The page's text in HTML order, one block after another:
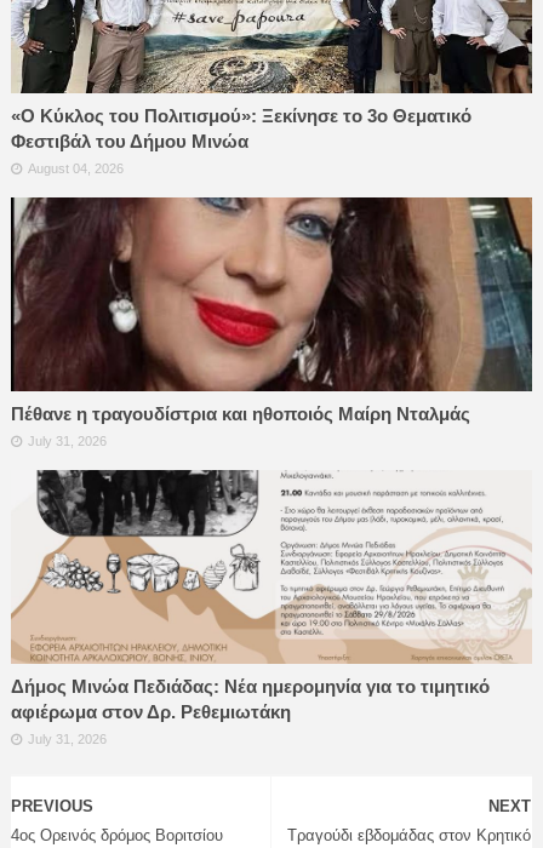
«Ο Κύκλος του Πολιτισμού»: Ξεκίνησε το 3ο Θεματικό
Φεστιβάλ του Δήμου Μινώα
August 04, 2026
Πέθανε η τραγουδίστρια και ηθοποιός Μαίρη Νταλμάς
July 31, 2026
Δήμος Μινώα Πεδιάδας: Νέα ημερομηνία για το τιμητικό
αφιέρωμα στον Δρ. Ρεθεμιωτάκη
July 31, 2026
NEXT
Τραγούδι εβδομάδας στον Κρητικό
PREVIOUS
4ος Ορεινός δρόμος Βοριτσίου